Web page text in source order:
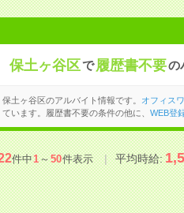
保土ヶ谷区で 履歴書不要の
保土ヶ谷区のアルバイト情報です。 オフィス
ています。履歴書不要の条件の他に、 WEB登
件中1～50件表示 平均時給: